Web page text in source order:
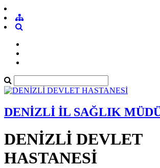
DENİZLİ İL SAĞLIK
DENİZLİ DEVLET
HASTANESİ